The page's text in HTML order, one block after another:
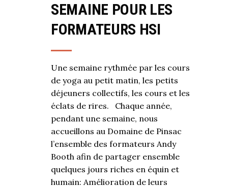
SEMAINE POUR LES
FORMATEURS HSI
Une semaine rythmée par les cours
de yoga au petit matin, les petits
déjeuners collectifs, les cours et les
éclats de rires. Chaque année,
pendant une semaine, nous
accueillons au Domaine de Pinsac
l’ensemble des formateurs Andy
Booth afin de partager ensemble
quelques jours riches en équin et
humain: Amélioration de leurs